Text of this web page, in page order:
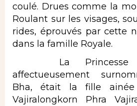
coulé. Drues comme la
Roulant sur les visages,
rides, éprouvés par cette
dans la famille Royale.
La Princesse
affectueusement
Bha, était la fille
Vajiralongkorn Phra